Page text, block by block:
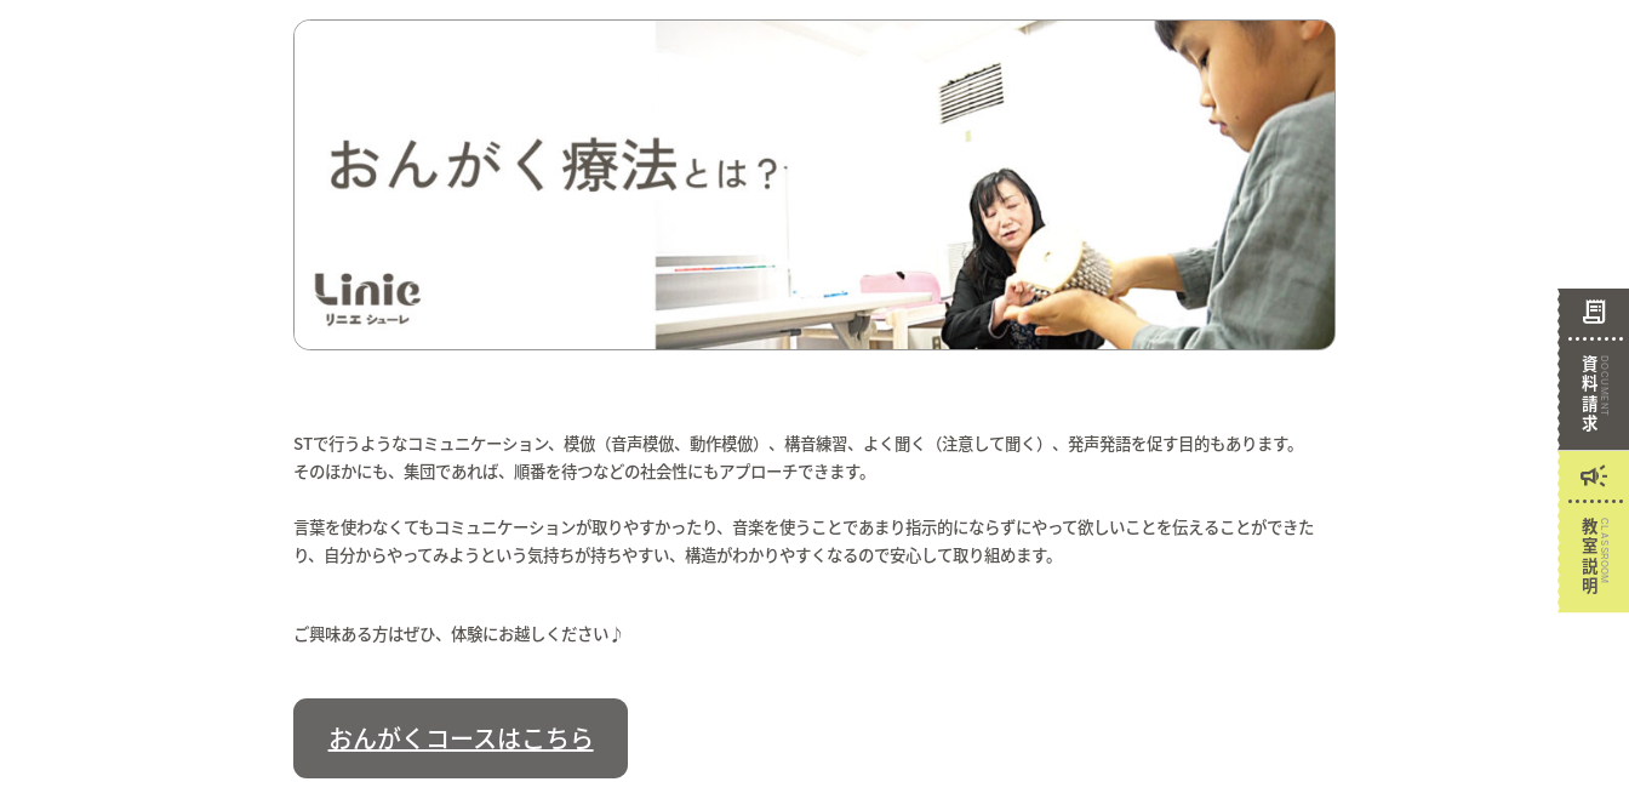
STで行うようなコミュニケーション、模倣（音声模倣、動作模倣）、構音練習、よく聞く（注意して聞く）、発声発語を促す目的もあります。
そのほかにも、集団であれば、順番を待つなどの社会性にもアプローチできます。
言葉を使わなくてもコミュニケーションが取りやすかったり、音楽を使うことであまり指示的にならずにやって欲しいことを伝えることができた
り、自分からやってみようという気持ちが持ちやすい、構造がわかりやすくなるので安心して取り組めます。
ご興味ある方はぜひ、体験にお越しください♪
おんがくコースはこちら
receipt_long
DOCUMENT
資料請求
campaign
CLASSROOM
教室説明